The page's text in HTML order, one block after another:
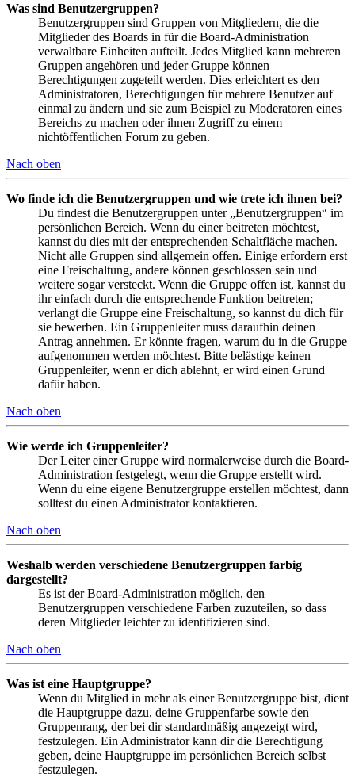
Was sind Benutzergruppen?
Benutzergruppen sind Gruppen von Mitgliedern, die die
Mitglieder des Boards in für die Board-Administration
verwaltbare Einheiten aufteilt. Jedes Mitglied kann mehreren
Gruppen angehören und jeder Gruppe können
Berechtigungen zugeteilt werden. Dies erleichtert es den
Administratoren, Berechtigungen für mehrere Benutzer auf
einmal zu ändern und sie zum Beispiel zu Moderatoren eines
Bereichs zu machen oder ihnen Zugriff zu einem
nichtöffentlichen Forum zu geben.
Nach oben
Wo finde ich die Benutzergruppen und wie trete ich ihnen bei?
Du findest die Benutzergruppen unter „Benutzergruppen“ im
persönlichen Bereich. Wenn du einer beitreten möchtest,
kannst du dies mit der entsprechenden Schaltfläche machen.
Nicht alle Gruppen sind allgemein offen. Einige erfordern erst
eine Freischaltung, andere können geschlossen sein und
weitere sogar versteckt. Wenn die Gruppe offen ist, kannst du
ihr einfach durch die entsprechende Funktion beitreten;
verlangt die Gruppe eine Freischaltung, so kannst du dich für
sie bewerben. Ein Gruppenleiter muss daraufhin deinen
Antrag annehmen. Er könnte fragen, warum du in die Gruppe
aufgenommen werden möchtest. Bitte belästige keinen
Gruppenleiter, wenn er dich ablehnt, er wird einen Grund
dafür haben.
Nach oben
Wie werde ich Gruppenleiter?
Der Leiter einer Gruppe wird normalerweise durch die Board-
Administration festgelegt, wenn die Gruppe erstellt wird.
Wenn du eine eigene Benutzergruppe erstellen möchtest, dann
solltest du einen Administrator kontaktieren.
Nach oben
Weshalb werden verschiedene Benutzergruppen farbig
dargestellt?
Es ist der Board-Administration möglich, den
Benutzergruppen verschiedene Farben zuzuteilen, so dass
deren Mitglieder leichter zu identifizieren sind.
Nach oben
Was ist eine Hauptgruppe?
Wenn du Mitglied in mehr als einer Benutzergruppe bist, dient
die Hauptgruppe dazu, deine Gruppenfarbe sowie den
Gruppenrang, der bei dir standardmäßig angezeigt wird,
festzulegen. Ein Administrator kann dir die Berechtigung
geben, deine Hauptgruppe im persönlichen Bereich selbst
festzulegen.